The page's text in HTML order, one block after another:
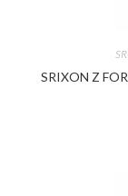
SRIXON Z